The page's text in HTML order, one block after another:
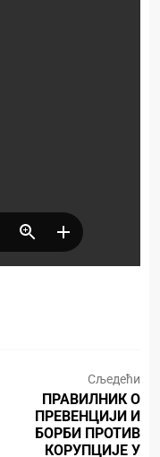
Сљедећи
ПРАВИЛНИК О
ПРЕВЕНЦИЈИ И
БОРБИ ПРОТИВ
КОРУПЦИЈЕ У